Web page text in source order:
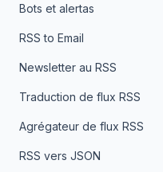
Bots et alertas
RSS to Email
Newsletter au RSS
Traduction de flux RSS
Agrégateur de flux RSS
RSS vers JSON